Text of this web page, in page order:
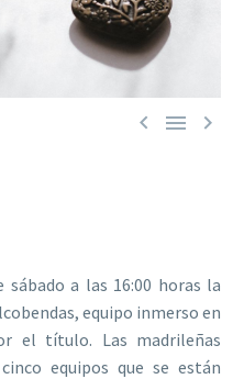
  
a las 16:00 horas la
equipo inmerso en
el título. Las madrileñas
equipos que se están